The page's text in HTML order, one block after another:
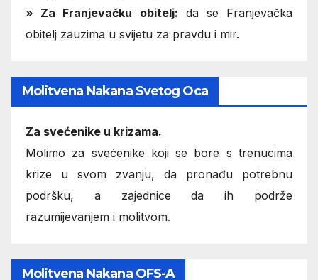
» Za Franjevačku obitelj: da se Franjevačka
obitelj zauzima u svijetu za pravdu i mir.
Molitvena Nakana Svetog Oca
Za svećenike u krizama.
Molimo za svećenike koji se bore s trenucima
krize u svom zvanju, da pronađu potrebnu
podršku, a zajednice da ih podrže
razumijevanjem i molitvom.
Molitvena Nakana OFS-A